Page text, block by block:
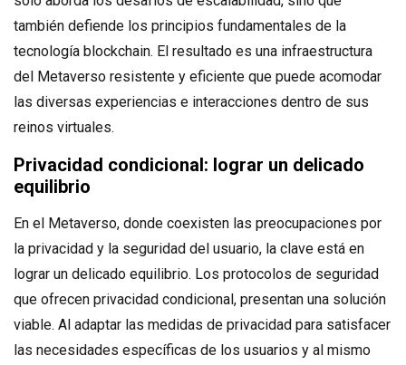
también defiende los principios fundamentales de la
tecnología blockchain. El resultado es una infraestructura
del Metaverso resistente y eficiente que puede acomodar
las diversas experiencias e interacciones dentro de sus
reinos virtuales.
Privacidad condicional: lograr un delicado
equilibrio
En el Metaverso, donde coexisten las preocupaciones por
la privacidad y la seguridad del usuario, la clave está en
lograr un delicado equilibrio. Los protocolos de seguridad
que ofrecen privacidad condicional, presentan una solución
viable. Al adaptar las medidas de privacidad para satisfacer
las necesidades específicas de los usuarios y al mismo